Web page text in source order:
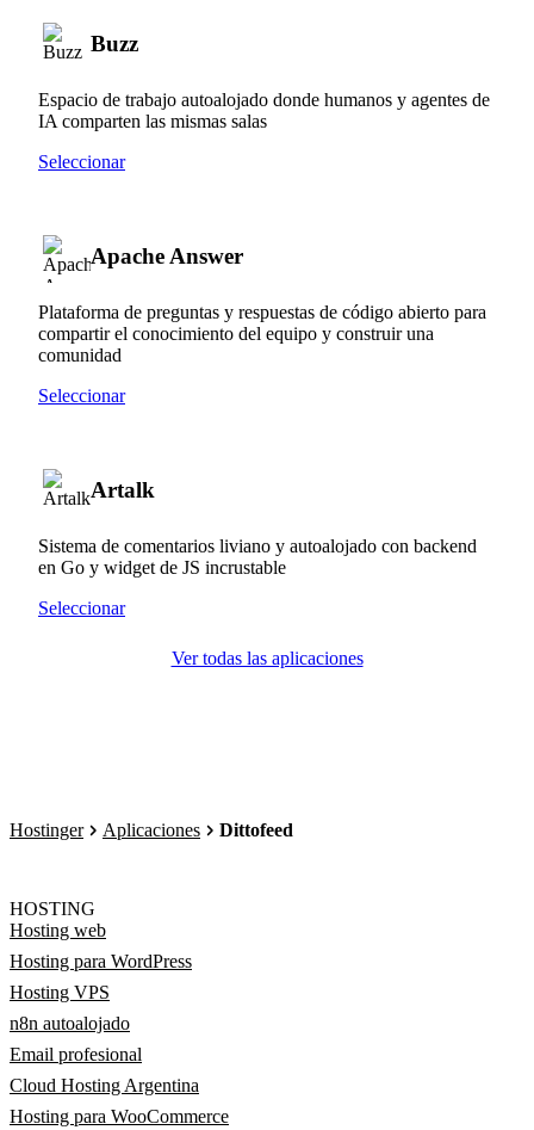
Buzz
Espacio de trabajo autoalojado donde humanos y agentes de
IA comparten las mismas salas
Seleccionar
Apache Answer
Plataforma de preguntas y respuestas de código abierto para
compartir el conocimiento del equipo y construir una
comunidad
Seleccionar
Artalk
Sistema de comentarios liviano y autoalojado con backend
en Go y widget de JS incrustable
Seleccionar
Ver todas las aplicaciones
Hostinger Aplicaciones Dittofeed
HOSTING
Hosting web
Hosting para WordPress
Hosting VPS
n8n autoalojado
Email profesional
Cloud Hosting Argentina
Hosting para WooCommerce